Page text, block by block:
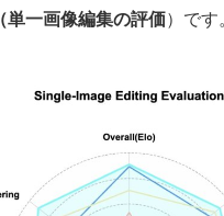
単一画像編集の評価）です